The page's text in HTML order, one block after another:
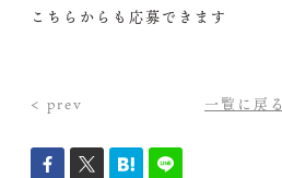
こちらからも応募できます
< prev 一覧に戻る